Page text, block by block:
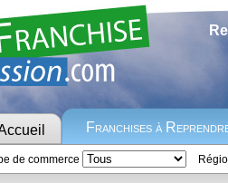
Franchises à
de commerce